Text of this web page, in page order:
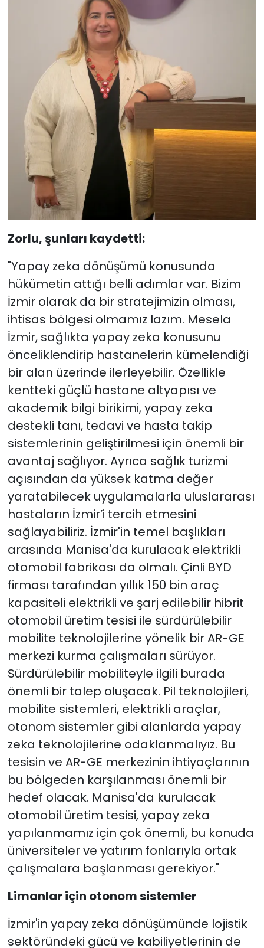
Zorlu, şunları kaydetti:
"Yapay zeka dönüşümü konusunda
hükümetin attığı belli adımlar var. Bizim
İzmir olarak da bir stratejimizin olması,
ihtisas bölgesi olmamız lazım. Mesela
İzmir, sağlıkta yapay zeka konusunu
önceliklendirip hastanelerin kümelendiği
bir alan üzerinde ilerleyebilir. Özellikle
kentteki güçlü hastane altyapısı ve
akademik bilgi birikimi, yapay zeka
destekli tanı, tedavi ve hasta takip
sistemlerinin geliştirilmesi için önemli bir
avantaj sağlıyor. Ayrıca sağlık turizmi
açısından da yüksek katma değer
yaratabilecek uygulamalarla uluslararası
hastaların İzmir’i tercih etmesini
sağlayabiliriz. İzmir'in temel başlıkları
arasında Manisa'da kurulacak elektrikli
otomobil fabrikası da olmalı. Çinli BYD
firması tarafından yıllık 150 bin araç
kapasiteli elektrikli ve şarj edilebilir hibrit
otomobil üretim tesisi ile sürdürülebilir
mobilite teknolojilerine yönelik bir AR-GE
merkezi kurma çalışmaları sürüyor.
Sürdürülebilir mobiliteyle ilgili burada
önemli bir talep oluşacak. Pil teknolojileri,
mobilite sistemleri, elektrikli araçlar,
otonom sistemler gibi alanlarda yapay
zeka teknolojilerine odaklanmalıyız. Bu
tesisin ve AR-GE merkezinin ihtiyaçlarının
bu bölgeden karşılanması önemli bir
hedef olacak. Manisa'da kurulacak
otomobil üretim tesisi, yapay zeka
yapılanmamız için çok önemli, bu konuda
üniversiteler ve yatırım fonlarıyla ortak
çalışmalara başlanması gerekiyor."
Limanlar için otonom sistemler
İzmir'in yapay zeka dönüşümünde lojistik
sektöründeki gücü ve kabiliyetlerinin de